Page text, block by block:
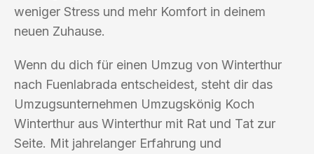
weniger Stress und mehr Komfort in deinem
neuen Zuhause.
Wenn du dich für einen Umzug von Winterthur
nach Fuenlabrada entscheidest, steht dir das
Umzugsunternehmen Umzugskönig Koch
Winterthur aus Winterthur mit Rat und Tat zur
Seite. Mit jahrelanger Erfahrung und